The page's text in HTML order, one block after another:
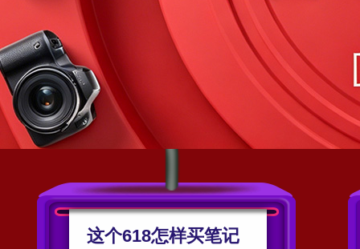
这个618怎样买笔记